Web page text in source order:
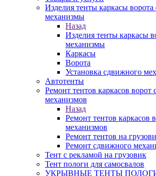
Изделия тенты каркасы
механизмы
Назад
Изделия тенты каркасы
механизмы
Каркасы
Ворота
Установка сдвижного
Автотенты
Ремонт тентов каркасов
механизмов
Назад
Ремонт тентов каркасов
механизмов
Ремонт тентов на
Ремонт сдвижного
Тент с рекламой на грузовик
Тент пологи для самосвалов
УКРЫВНЫЕ ТЕНТЫ